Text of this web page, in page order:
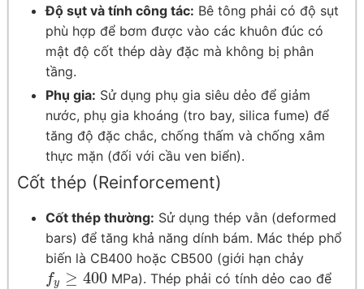
Độ sụt và tính công tác: Bê tông phải có độ sụt
phù hợp để bơm được vào các khuôn đúc có
mật độ cốt thép dày đặc mà không bị phân
tầng.
Phụ gia: Sử dụng phụ gia siêu dẻo để giảm
nước, phụ gia khoáng (tro bay, silica fume) để
tăng độ đặc chắc, chống thấm và chống xâm
thực mặn (đối với cầu ven biển).
Cốt thép (Reinforcement)
Cốt thép thường: Sử dụng thép vằn (deformed
bars) để tăng khả năng dính bám. Mác thép phổ
biến là CB400 hoặc CB500 (giới hạn chảy
fy ≥ 400
fy≥ 400
MPa). Thép phải có tính dẻo cao để